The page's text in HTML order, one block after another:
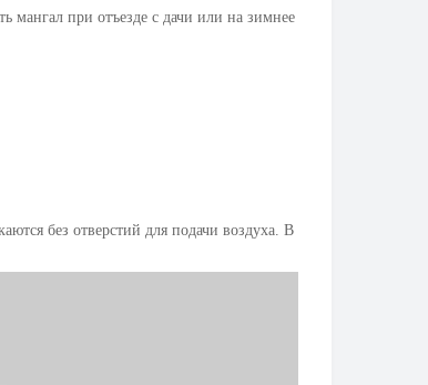
мангал при отъезде с дачи или на зимнее
без отверстий для подачи воздуха. В